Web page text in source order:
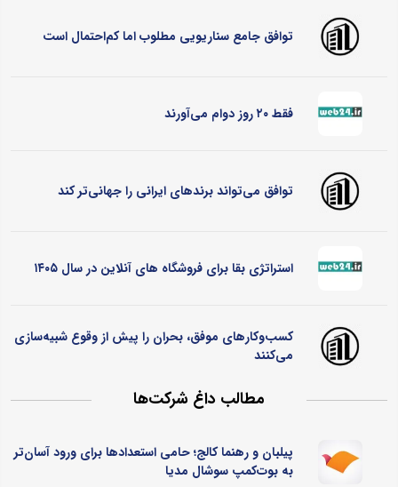
توافق جامع سناریویی مطلوب اما کم‌احتمال است
فقط ۲۰ روز دوام می‌آورند
توافق می‌تواند برندهای ایرانی را جهانی‌تر کند
استراتژی بقا برای فروشگاه های آنلاین در سال ۱۴۰۵
کسب‌وکارهای موفق، بحران را پیش از وقوع شبیه‌سازی
می‌کنند
مطالب داغ شرکت‌ها
پیلبان و رهنما کالج؛ حامی استعدادها برای ورود آسان‌تر
به بوت‌کمپ سوشال مدیا